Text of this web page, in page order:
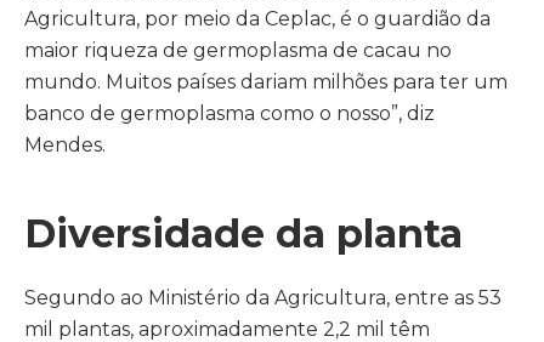
Agricultura, por meio da Ceplac, é o guardião da
maior riqueza de germoplasma de cacau no
mundo. Muitos países dariam milhões para ter um
banco de germoplasma como o nosso”, diz
Mendes.
Diversidade da planta
Segundo ao Ministério da Agricultura, entre as 53
mil plantas, aproximadamente 2,2 mil têm